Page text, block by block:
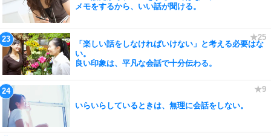
メモをするから、いい話が聞ける。
「楽しい話をしなければいけない」と考える必要はな
い。
良い印象は、平凡な会話で十分伝わる。
いらいらしているときは、無理に会話をしない。